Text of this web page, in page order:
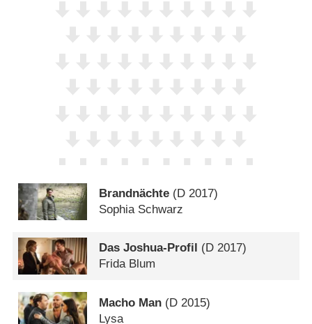
Brandnächte (D 2017)
Sophia Schwarz
Das Joshua-Profil (D 2017)
Frida Blum
Macho Man (D 2015)
Lysa